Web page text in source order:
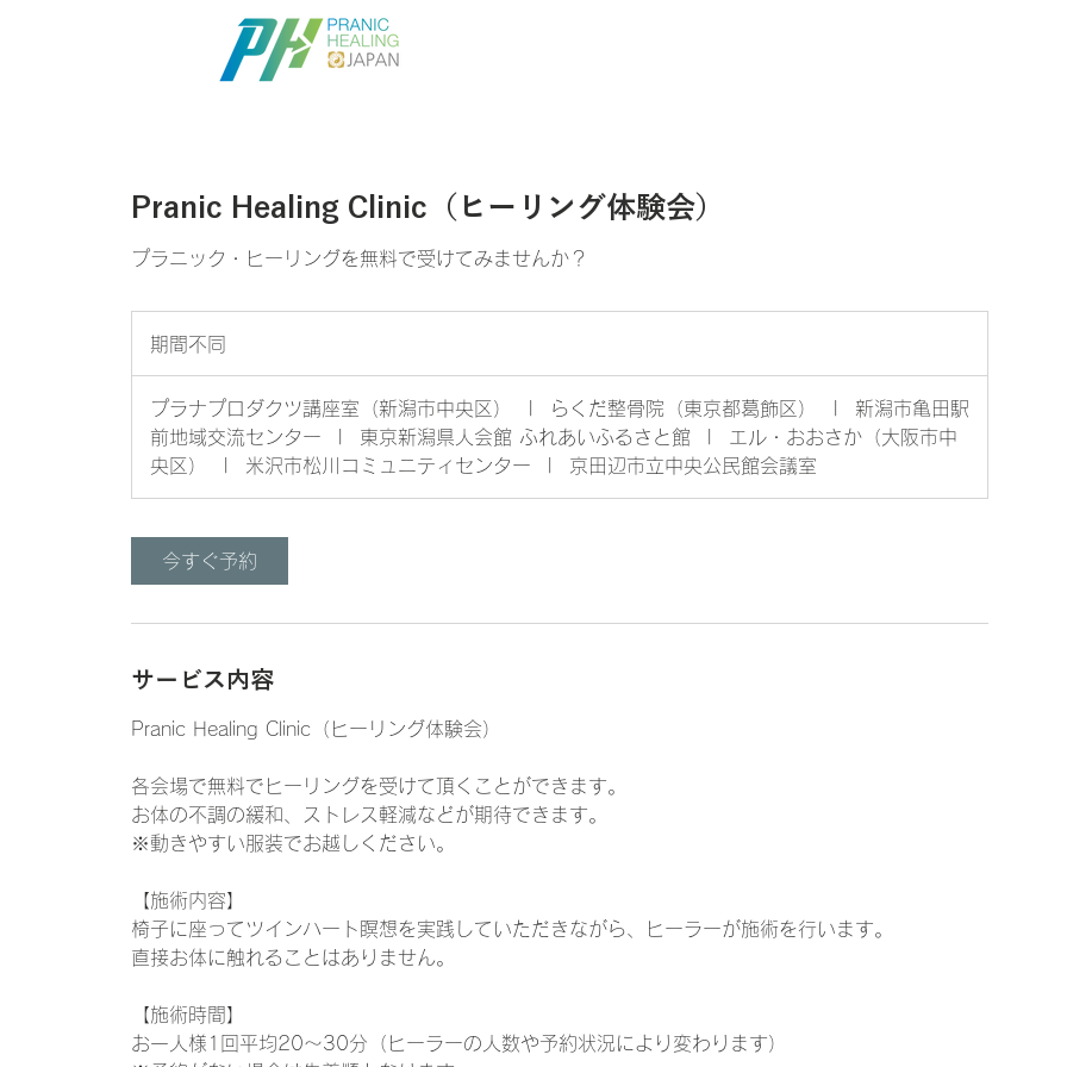
Pranic Healing Clinic（ヒーリング体験会）
プラニック・ヒーリングを無料で受けてみませんか？
期間不同
間
不
同
プラナプロダクツ講座室（新潟市中央区） らくだ整骨院（東京都葛飾区）
新潟市亀田駅
前地域交流センター
東京新潟県人会館 ふれあいふるさと館
エル・おおさか（大阪市中
央区）
​米沢市松川コミュニティセンター 京田辺市立中央公民館会議室
今すぐ予約
サービス内容
Pranic Healing Clinic（ヒーリング体験会）
各会場で無料でヒーリングを受けて頂くことができます。
お体の不調の緩和、ストレス軽減などが期待できます。
※動きやすい服装でお越しください。
【施術内容】
椅子に座ってツインハート瞑想を実践していただきながら、ヒーラーが施術を行います。
直接お体に触れることはありません。
【施術時間】
お一人様1回平均20～30分（ヒーラーの人数や予約状況により変わります）